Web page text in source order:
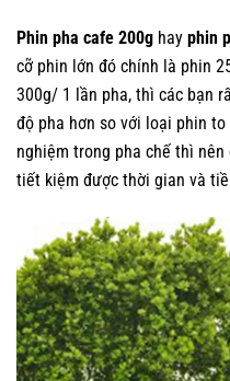
Phin pha cafe 200g hay phin
cỡ phin lớn đó chính là phin
300g/ 1 lần pha, thì các bạn
độ pha hơn so với loại phin
nghiệm trong pha chế thì
tiết kiệm được thời gian và